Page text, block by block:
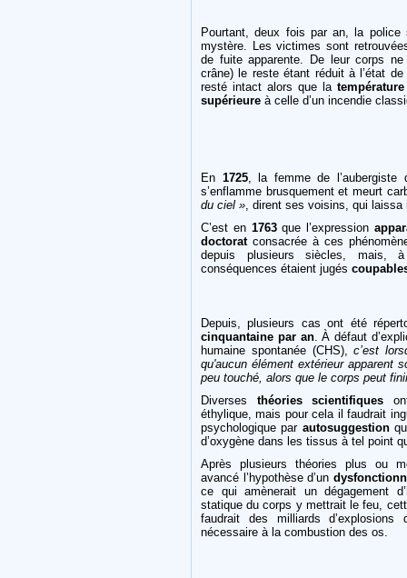
Pourtant, deux fois par an, la
mystère. Les victimes sont
de fuite apparente. De leur corps
crâne) le reste étant réduit à l’état
resté intact alors que la température
supérieure à celle d’un incendie
En 1725, la femme de l’aubergiste
s’enflamme brusquement et meurt
du ciel » , dirent ses voisins, qui
C’est en 1763que l’expression
doctoratconsacrée à ces
depuis plusieurs siècles, mais,
conséquences étaient jugés
Depuis, plusieurs cas ont été
cinquantaine par an. À défaut
humaine spontanée (CHS),c’est
qu'aucun élément extérieur apparent
peu touché, alors que le corps peut
Diverses théories scientifiques
éthylique, mais pour cela il faudrait
psychologique par autosuggestion
d’oxygène dans les tissus à tel point
Après plusieurs théories plus ou
avancé l’hypothèse d’un
ce qui amènerait un dégagement
statique du corps y mettrait le feu,
faudrait des milliards
nécessaire à la combustion des os.